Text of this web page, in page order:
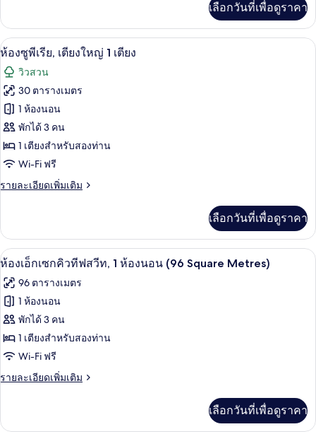
อ่างอาบน้ำ
เกี่ยว
กับ
ห้อง
เอ็ก
เซก
คิว
ทีฟ,
อ่างอาบน้ำ
เลือกวันที่เพื่อดูราคา
เปิด
ภาพถ่าย
ทั้งหมด
ของ
ห้อง
ซู
พี
เรีย,
ใหญ่
1
เตียง
ห้องซูพีเรีย, เตียงใหญ่ 1 เตียง | วิวจาก
11
ห้องซูพีเรีย, เตียงใหญ่ 1 เตียง
วิวสวน
30 ตารางเมตร
1 ห้องนอน
พักได้ 3 คน
1 เตียงสำหรับสองท่าน
Wi-Fi ฟรี
รายละเอียดเพิ่มเติม
ราย
เกี่ยว
กับ
ห้อง
พี
เรีย,
เตียง
ใหญ่
เตียง
เลือกวันที่เพื่อดูราคา
เปิด
ภาพถ่าย
ทั้งหมด
ของ
ห้อง
เอ็ก
เซก
ทีฟ
ห้องเอ็กเซกคิวทีฟสวีท, 1 ห้องนอน (96
7
ห้องเอ็กเซกคิวทีฟสวีท, 1 ห้องนอน (96 Square Metres)
96 ตารางเมตร
1 ห้องนอน
พักได้ 3 คน
1 เตียงสำหรับสองท่าน
Wi-Fi ฟรี
รายละเอียดเพิ่มเติม
ราย
เกี่ยว
เลือกวันที่เพื่อดูราคา